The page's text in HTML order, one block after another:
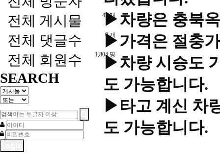
▶차량은 충북
▶가격은 절충
▶차량 시승도
도 가능합니다.
▶타고 계신 차
도 가능합니다.
42 개
전체 게시물
0 개
전체 댓글수
1,804 명
전체 회원수
SEARCH